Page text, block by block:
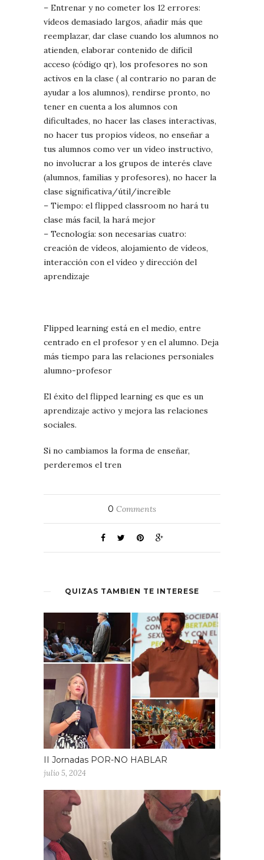
– Entrenar y no cometer los 12 errores:
vídeos demasiado largos, añadir más que
reemplazar, dar clase cuando los alumnos no
atienden, elaborar contenido de difícil
acceso (código qr), los profesores no son
activos en la clase ( al contrario no paran de
ayudar a los alumnos), rendirse pronto, no
tener en cuenta a los alumnos con
dificultades, no hacer las clases interactivas,
no hacer tus propios vídeos, no enseñar a
tus alumnos como ver un vídeo instructivo,
no involucrar a los grupos de interés clave
(alumnos, familias y profesores), no hacer la
clase significativa/útil/increíble
– Tiempo: el flipped classroom no hará tu
clase más facil, la hará mejor
– Tecnología: son necesarias cuatro:
creación de vídeos, alojamiento de vídeos,
interacción con el vídeo y dirección del
aprendizaje
Flipped learning está en el medio, entre
centrado en el profesor y en el alumno. Deja
más tiempo para las relaciones personiales
alumno-profesor
El éxito del flipped learning es que es un
aprendizaje activo y mejora las relaciones
sociales.
Si no cambiamos la forma de enseñar,
perderemos el tren
0 Comments
QUIZÁS TAMBIÉN TE INTERESE
II Jornadas POR-NO HABLAR
julio 5, 2024